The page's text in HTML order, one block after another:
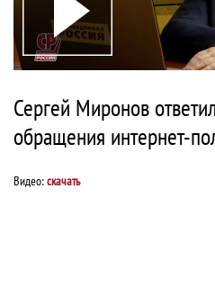
Сергей Миронов
обращения интернет-
Видео:скачать